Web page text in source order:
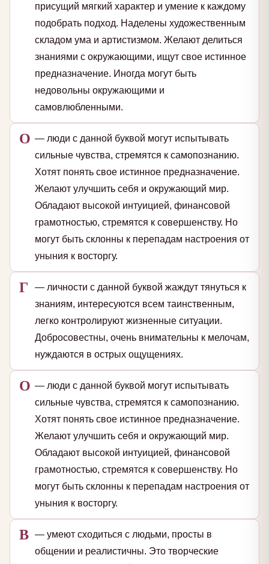
присущий мягкий характер и умение к каждому
подобрать подход. Наделены художественным
складом ума и артистизмом. Желают делиться
знаниями с окружающими, ищут свое истинное
предназначение. Иногда могут быть
недовольны окружающими и
самовлюбленными.
О — люди с данной буквой могут испытывать
сильные чувства, стремятся к самопознанию.
Хотят понять свое истинное предназначение.
Желают улучшить себя и окружающий мир.
Обладают высокой интуицией, финансовой
грамотностью, стремятся к совершенству. Но
могут быть склонны к перепадам настроения от
уныния к восторгу.
Г
— личности с данной буквой жаждут тянуться к
знаниям, интересуются всем таинственным,
легко контролируют жизненные ситуации.
Добросовестны, очень внимательны к мелочам,
нуждаются в острых ощущениях.
О — люди с данной буквой могут испытывать
сильные чувства, стремятся к самопознанию.
Хотят понять свое истинное предназначение.
Желают улучшить себя и окружающий мир.
Обладают высокой интуицией, финансовой
грамотностью, стремятся к совершенству. Но
могут быть склонны к перепадам настроения от
уныния к восторгу.
В — умеют сходиться с людьми, просты в
общении и реалистичны. Это творческие